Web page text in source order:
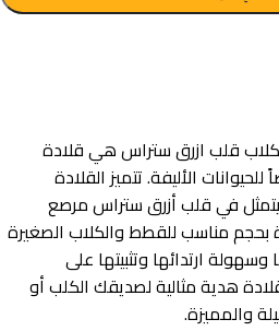
قلب ازرق ستراس هي قلادة
الأليفة. تتميز القلادة
في قلب أزرق ستراس مرصع
بحجم مناسب للقطط والكلاب الصغيرة
ارتدائها وتثبيتها على
هدية مثالية لصديقك الكلب أو
والمميزة.